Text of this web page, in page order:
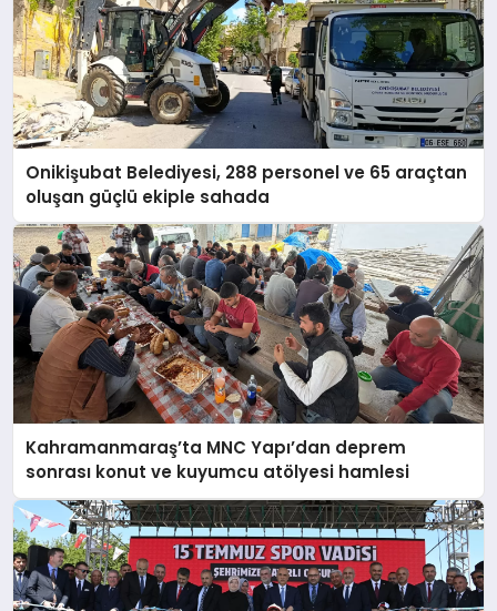
Onikişubat Belediyesi, 288 personel ve 65 araçtan
oluşan güçlü ekiple sahada
Kahramanmaraş’ta MNC Yapı’dan deprem
sonrası konut ve kuyumcu atölyesi hamlesi